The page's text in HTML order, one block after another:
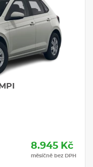
8.945 Kč
měsíčně bez DPH